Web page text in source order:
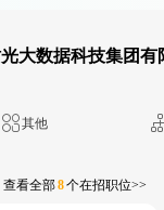
光大数据科技集团有
其他
查看全部8个在招职位>>